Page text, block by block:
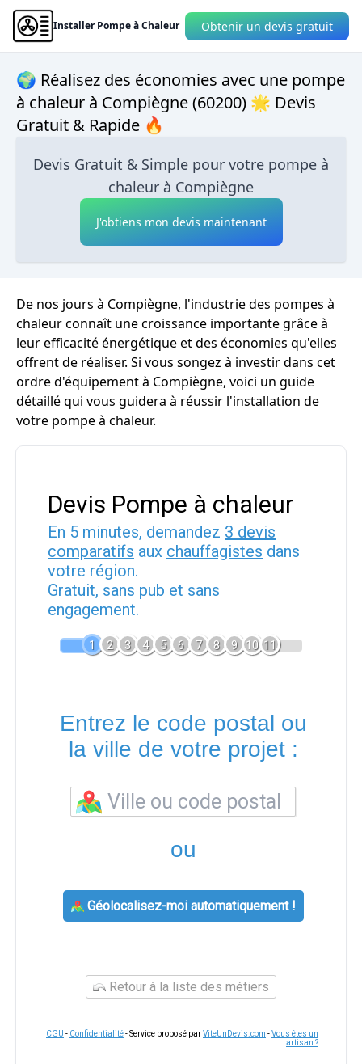
Installer Pompe à Chaleur Obtenir un devis gratuit
🌍 Réalisez des économies avec une pompe
à chaleur à Compiègne (60200) 🌟 Devis
Gratuit & Rapide 🔥
Devis Gratuit & Simple pour votre pompe à
chaleur à Compiègne
J'obtiens mon devis maintenant
De nos jours à Compiègne, l'industrie des pompes à
chaleur connaît une croissance importante grâce à
leur efficacité énergétique et des économies qu'elles
offrent de réaliser. Si vous songez à investir dans cet
ordre d'équipement à Compiègne, voici un guide
détaillé qui vous guidera à réussir l'installation de
votre pompe à chaleur.
Devis Pompe à chaleur
En 5 minutes, demandez 3 devis
comparatifs aux chauffagistes dans
votre région.
Gratuit, sans pub et sans
engagement.
1 2 3 4 5 6 7 8 9 10 11
Entrez le code postal ou
la ville de votre projet :
ou
Géolocalisez-moi automatiquement !
Retour à la liste des métiers
CGU - Confidentialité- Service proposé parViteUnDevis.com -Vous êtes un
artisan ?